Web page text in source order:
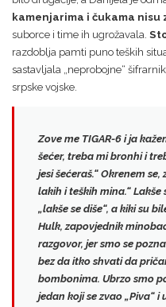
kamenjarima i čukama nisu
suborce i time ih ugrožavala.
razdoblja pamti puno teških
sastavljala „neprobojne“
srpske vojske.
Zove me TIGAR-6 i ja
šećer, treba mi bronhi i
jesi šećeraš.“ Okrenem
lakih i teških mina.“
„lakše se diše“, a kiki su
Hulk, zapovjednik
razgovor, jer smo se
bez da itko shvati da
bombonima. Ubrzo smo
jedan koji se zvao „Piva“